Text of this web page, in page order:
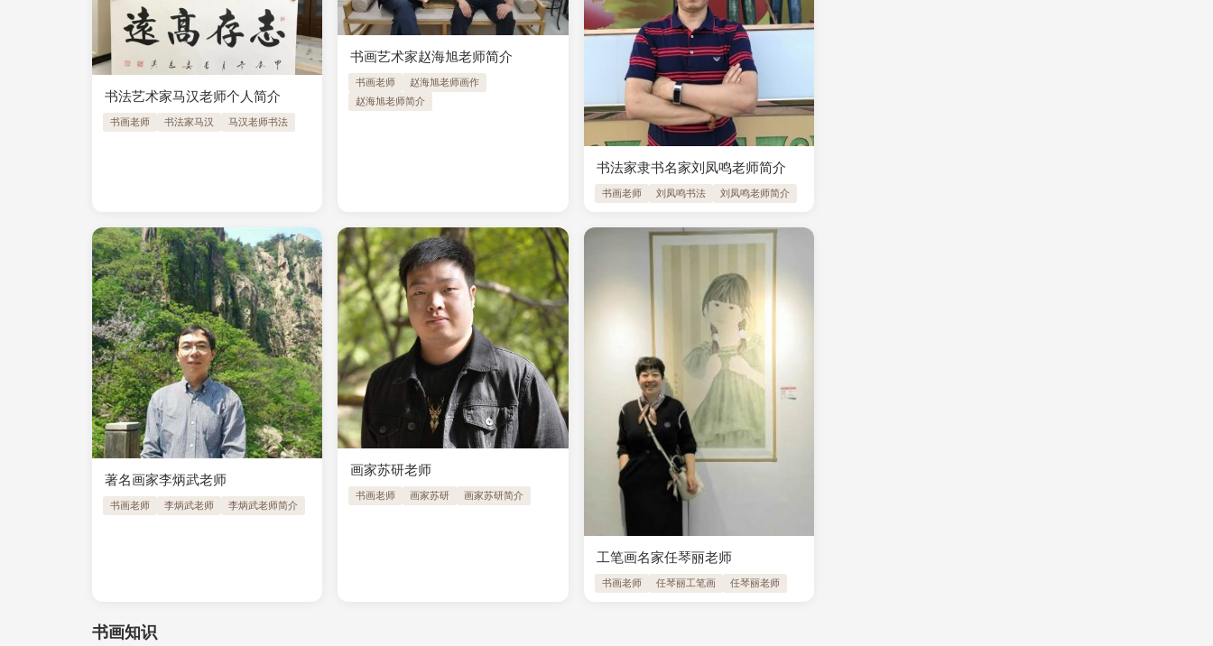
书法艺术家马汉老师个人简介
书画老师 书法家马汉 马汉老师书法
书画艺术家赵海旭老师简介
书画老师
赵海旭老师画作
赵海旭老师简介
书法家隶书名家刘凤鸣老师简介
书画老师 刘凤鸣书法 刘凤鸣老师简介
著名画家李炳武老师
书画老师 李炳武老师 李炳武老师简介
画家苏研老师
书画老师 画家苏研 画家苏研简介
工笔画名家任琴丽老师
书画老师 任琴丽工笔画 任琴丽老师
书画知识